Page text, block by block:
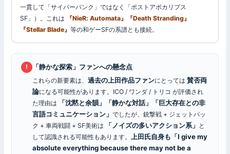
一貫して「サイバーパンク」ではなく「ポストアポカリプス
SF」）。これは
『NieR: Automata』『Death Stranding』
『Stellar Blade』等の和ゲーSFの系譜とも接続。
! 「静かな探索」ファンへの懸念点
これらの新要素は、過去の上田作品ファンにとっては賛否両
論になる可能性があります。ICO / ワンダ / トリコ が評価され
た理由は
「沈黙と余韻」「静かな対話」「巨大存在との非
言語コミュニケーション」でしたが、銃撃戦 + ジェットパッ
ク + 車両戦闘 + SF美術は
「ノイズの多いアクション系」 と
して認識される可能性もあります。
上田氏自身も「I give my
absolute everything because there may not be a